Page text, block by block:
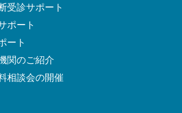
受診サポート
ポート
ート
関のご紹介
相談会の開催